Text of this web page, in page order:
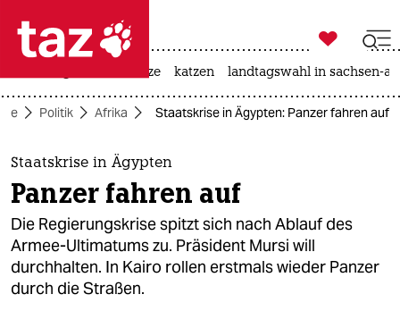
 taz zahl ich
taz zahl ich
themen
politik
öko
gesellschaft

taz zahl ich
hitze katzen landtagswahl in sachsen-
Politik Afrika Staatskrise in Ägypten: Panzer fahren auf
Staatskrise in Ägypten
Panzer fahren auf
Die Regierungskrise spitzt sich nach Ablauf des
Armee-Ultimatums zu. Präsident Mursi will
durchhalten. In Kairo rollen erstmals wieder Panzer
durch die Straßen.